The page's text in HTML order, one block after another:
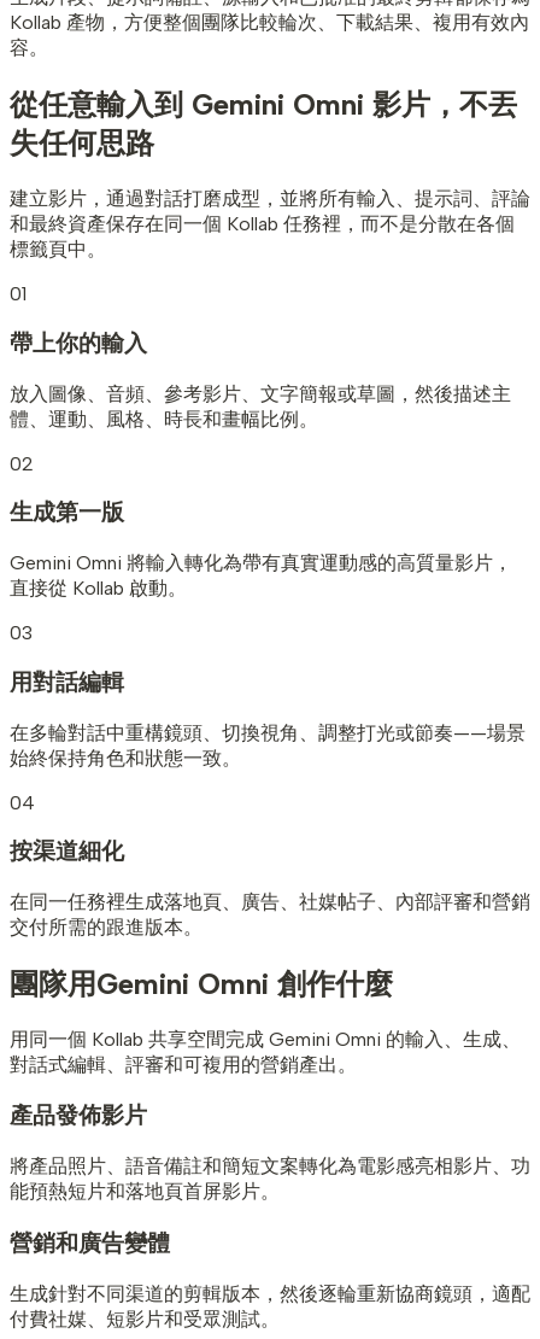
Kollab 產物，方便整個團隊比較輪次、下載結果、複用有效內
容。
從任意輸入到 Gemini Omni 影片， 不丟
失任何思路
建立影片，通過對話打磨成型，並將所有輸入、提示詞、評論
和最終資產保存在同一個 Kollab 任務裡，而不是分散在各個
標籤頁中。
01
帶上你的輸入
放入圖像、音頻、參考影片、文字簡報或草圖，然後描述主
體、運動、風格、時長和畫幅比例。
02
生成第一版
Gemini Omni 將輸入轉化為帶有真實運動感的高質量影片，
直接從 Kollab 啟動。
03
用對話編輯
在多輪對話中重構鏡頭、切換視角、調整打光或節奏——場景
始終保持角色和狀態一致。
04
按渠道細化
在同一任務裡生成落地頁、廣告、社媒帖子、內部評審和營銷
交付所需的跟進版本。
團隊用Gemini Omni 創作什麼
用同一個 Kollab 共享空間完成 Gemini Omni 的輸入、生成、
對話式編輯、評審和可複用的營銷產出。
產品發佈影片
將產品照片、語音備註和簡短文案轉化為電影感亮相影片、功
能預熱短片和落地頁首屏影片。
營銷和廣告變體
生成針對不同渠道的剪輯版本，然後逐輪重新協商鏡頭，適配
付費社媒、短影片和受眾測試。